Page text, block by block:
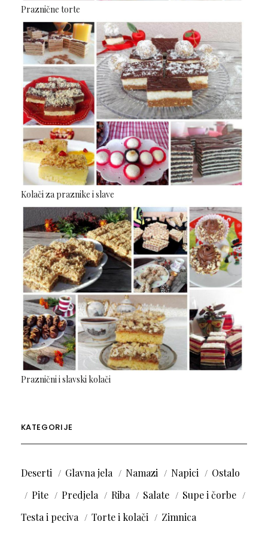
Praznične torte
Kolači za praznike i slave
Praznični i slavski kolači
KATEGORIJE
Deserti Glavna jela Namazi Napici
Ostalo
Pite
Predjela Riba Salate
Supe i čorbe
Testa i peciva
Torte i kolači Zimnica